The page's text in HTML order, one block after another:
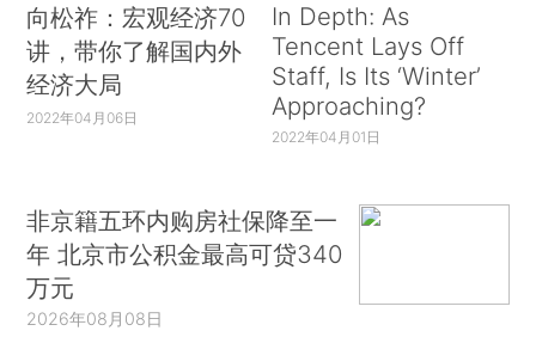
向松祚：宏观经济70
讲，带你了解国内外
经济大局
2022年04月06日
In Depth: As
Tencent Lays Off
Staff, Is Its ‘Winter’
Approaching?
2022年04月01日
非京籍五环内购房社保降至一
年 北京市公积金最高可贷340
万元
2026年08月08日